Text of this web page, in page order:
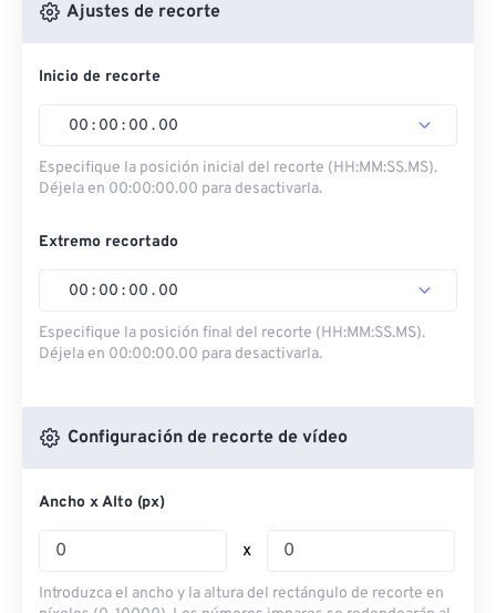
Ajustes de recorte
Inicio de recorte
00 : 00 : 00 . 00
Especifique la posición inicial del recorte (HH:MM:SS.MS).
Déjela en 00:00:00.00 para desactivarla.
Extremo recortado
00 : 00 : 00 . 00
Especifique la posición final del recorte (HH:MM:SS.MS).
Déjela en 00:00:00.00 para desactivarla.
Configuración de recorte de vídeo
Ancho x Alto (px)
x
Introduzca el ancho y la altura del rectángulo de recorte en